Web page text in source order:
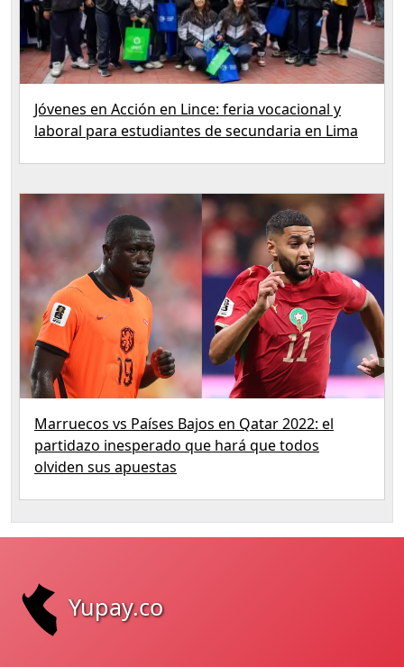
Jóvenes en Acción en Lince: feria vocacional y
laboral para estudiantes de secundaria en Lima
Marruecos vs Países Bajos en Qatar 2022: el
partidazo inesperado que hará que todos
olviden sus apuestas
Yupay.co